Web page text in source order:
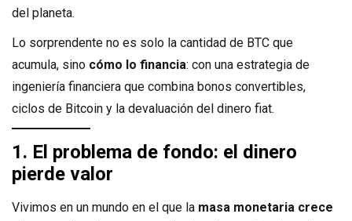
del planeta.
Lo sorprendente no es solo la cantidad de BTC que
acumula, sino cómo lo financia: con una estrategia de
ingeniería financiera que combina bonos convertibles,
ciclos de Bitcoin y la devaluación del dinero fiat.
1. El problema de fondo: el dinero
pierde valor
Vivimos en un mundo en el que la masa monetaria crece